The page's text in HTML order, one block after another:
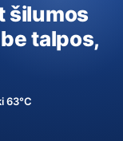
šilumos
talpos,
63°C